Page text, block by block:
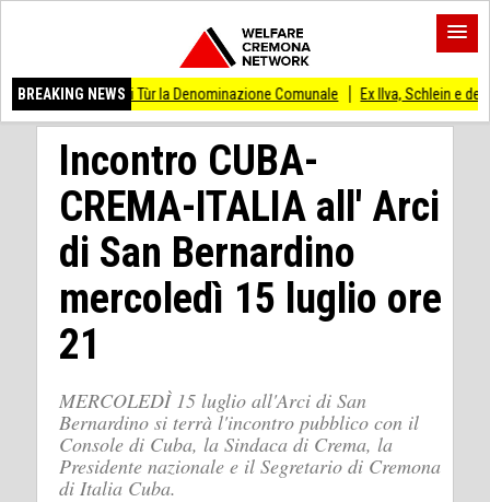
BREAKING NEWS
Li Tùr la Denominazione Comunale Ex Ilva, Schlein e delegazione Pd
Incontro CUBA-
CREMA-ITALIA all' Arci
di San Bernardino
mercoledì 15 luglio ore
21
MERCOLEDÌ 15 luglio all'Arci di San
Bernardino si terrà l'incontro pubblico con il
Console di Cuba, la Sindaca di Crema, la
Presidente nazionale e il Segretario di Cremona
di Italia Cuba.